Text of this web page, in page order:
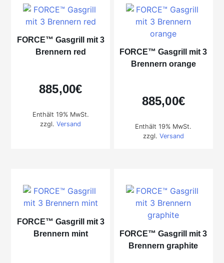
FORCE™ Gasgrill mit 3
Brennern red
885,00€
Enthält 19% MwSt.
zzgl.Versand
FORCE™ Gasgrill mit 3
Brennern orange
885,00€
Enthält 19% MwSt.
zzgl. Versand
FORCE™ Gasgrill mit 3
Brennern mint
FORCE™ Gasgrill mit 3
Brennern graphite